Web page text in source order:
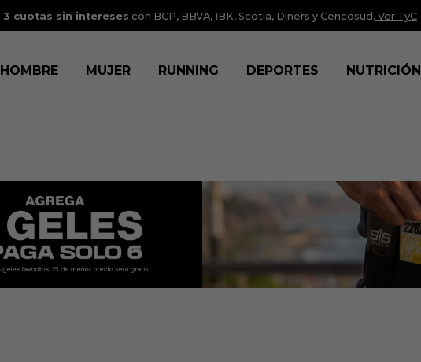
3 cuotas sin intereses con BCP, BBVA, IBK, Scotia, Diners y Cencosud. Ver TyC
HOMBRE MUJER RUNNING DEPORTES NUTRICIÓN